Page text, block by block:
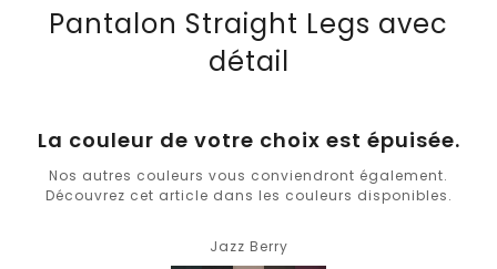
Pantalon Straight Legs avec
détail
La couleur de votre choix est épuisée.
Nos autres couleurs vous conviendront également.
Découvrez cet article dans les couleurs disponibles.
Jazz Berry